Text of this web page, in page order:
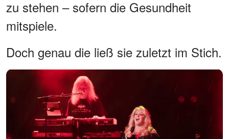
zu stehen – sofern die Gesundheit
mitspiele.
Doch genau die ließ sie zuletzt im Stich.